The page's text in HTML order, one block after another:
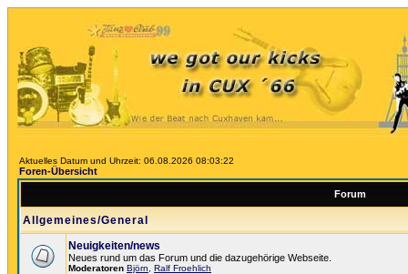
Aktuelles Datum und Uhrzeit: 06.08.2026 08:03:22
Foren-Übersicht
Forum
Allgemeines/General
Neuigkeiten/news
Neues rund um das Forum und die dazugehörige Webseite.
Moderatoren Björn Ralf Froehlich